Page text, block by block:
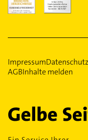
Impressum
AGBInhalte melden